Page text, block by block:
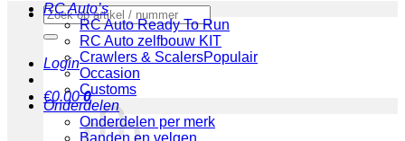
Zoeken
naar:
Login
€0.00 0
RC Auto’s
RC Auto Ready To Run
RC Auto zelfbouw KIT
Crawlers & Scalers
Occasion
Customs
Onderdelen
Onderdelen per merk
Banden en velgen